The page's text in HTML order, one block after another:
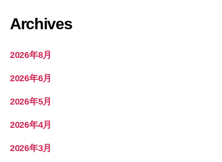
Archives
2026年8月
2026年6月
2026年5月
2026年4月
2026年3月